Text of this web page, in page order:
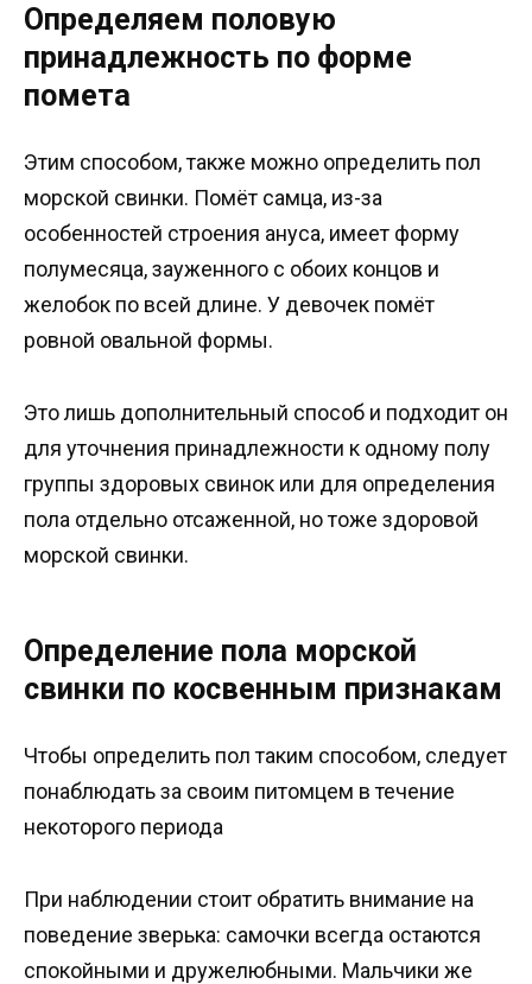
Определяем половую
принадлежность по форме
помета
Этим способом, также можно определить пол
морской свинки. Помёт самца, из-за
особенностей строения ануса, имеет форму
полумесяца, зауженного с обоих концов и
желобок по всей длине. У девочек помёт
ровной овальной формы.
Это лишь дополнительный способ и подходит он
для уточнения принадлежности к одному полу
группы здоровых свинок или для определения
пола отдельно отсаженной, но тоже здоровой
морской свинки.
Определение пола морской
свинки по косвенным признакам
Чтобы определить пол таким способом, следует
понаблюдать за своим питомцем в течение
некоторого периода
При наблюдении стоит обратить внимание на
поведение зверька: самочки всегда остаются
спокойными и дружелюбными. Мальчики же